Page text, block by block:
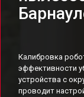
Калибровка
эффективности
устройства с
проводит